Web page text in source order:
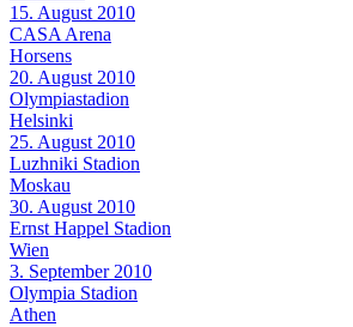
15. August 2010
CASA Arena
Horsens
20. August 2010
Olympiastadion
Helsinki
25. August 2010
Luzhniki Stadion
Moskau
30. August 2010
Ernst Happel Stadion
Wien
3. September 2010
Olympia Stadion
Athen